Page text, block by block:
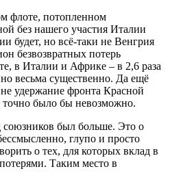
флоте, потопленном
без нашего участия Италии
будет, но всё-таки не Венгрия
безвозвратных потерь
в Италии и Африке – в 2,6 раза
весьма существенно. Да ещё
удержание фронта Красной
было бы невозможно.
союзников был больше. Это о
глупо и просто
о тех, для которых вклад в
Таким место в